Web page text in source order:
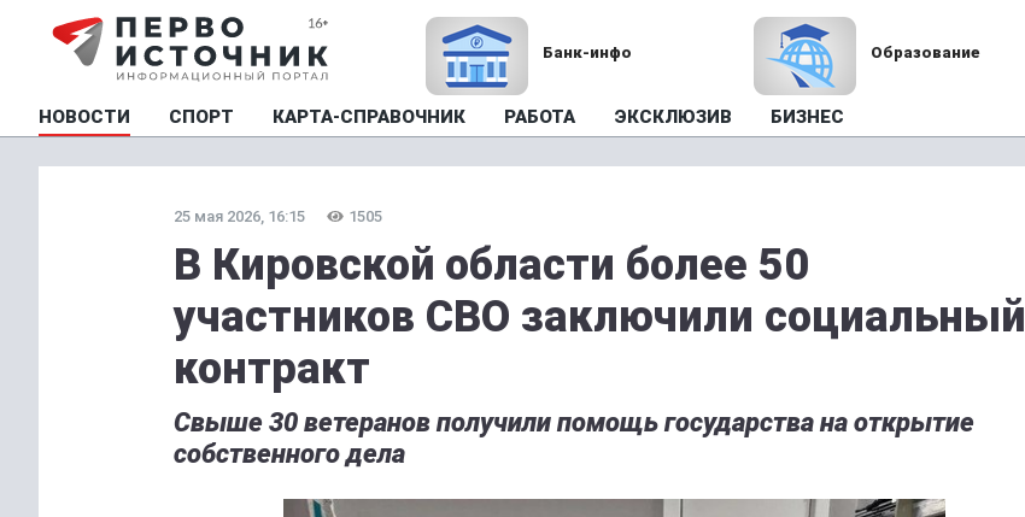
Банк-инфо Образование
НОВОСТИ СПОРТ КАРТА-СПРАВОЧНИК РАБОТА ЭКСКЛЮЗИВ БИЗНЕС
25 мая 2026, 16:15 1505
В Кировской области более 50
участников СВО заключили социальный
контракт
Свыше 30 ветеранов получили помощь государства на открытие
собственного дела